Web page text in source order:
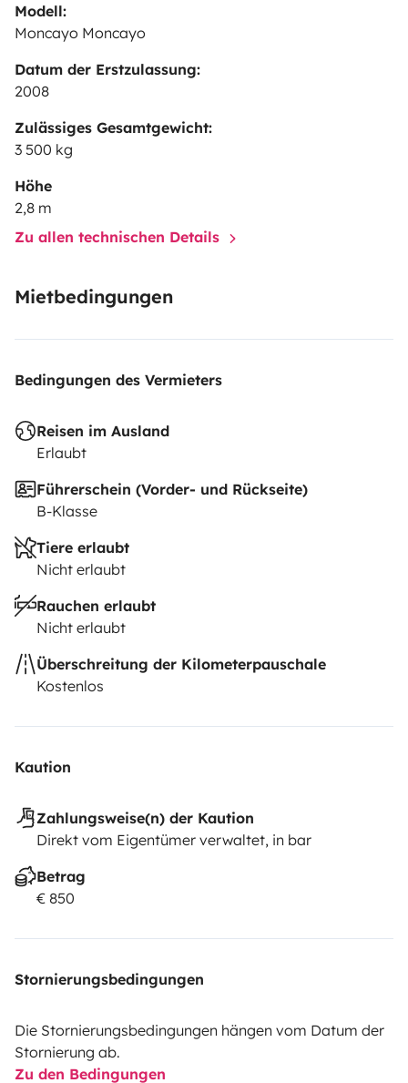
Modell:
Moncayo Moncayo
Datum der Erstzulassung:
2008
Zulässiges Gesamtgewicht:
3 500 kg
Höhe
2,8 m
Zu allen technischen Details
Mietbedingungen
Bedingungen des Vermieters
Reisen im Ausland
Erlaubt
Führerschein (Vorder- und Rückseite)
B-Klasse
Tiere erlaubt
Nicht erlaubt
Rauchen erlaubt
Nicht erlaubt
Überschreitung der Kilometerpauschale
Kostenlos
Kaution
Zahlungsweise(n) der Kaution
Direkt vom Eigentümer verwaltet, in bar
Betrag
€ 850
Stornierungsbedingungen
Die Stornierungsbedingungen hängen vom Datum der
Stornierung ab.
Zu den Bedingungen